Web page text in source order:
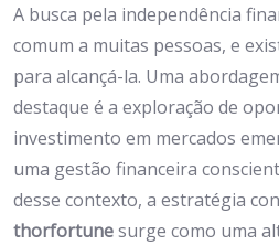
A busca pela independência
comum a muitas pessoas, e
para alcançá-la. Uma
destaque é a exploração de
investimento em mercados
uma gestão financeira
desse contexto, a estratégia
thorfortunesurge como uma